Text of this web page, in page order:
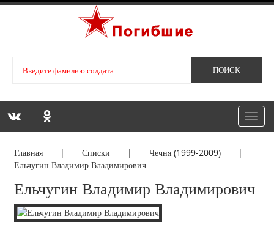
Главная |Списки | Чечня (1999-2009)|
Ельчугин Владимир Владимирович
Ельчугин Владимир Владимирович